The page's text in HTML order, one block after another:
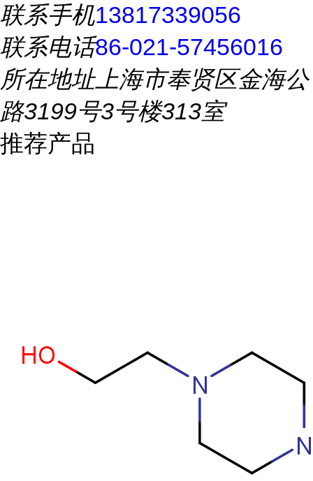
联系手机13817339056
联系电话86-021-57456016
所在地址上海市奉贤区金海公
路3199号3号楼313室
推荐产品